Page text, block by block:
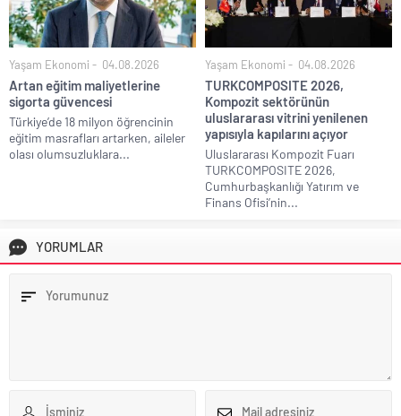
Yaşam Ekonomi 04.08.2026
Artan eğitim maliyetlerine
sigorta güvencesi
Türkiye’de 18 milyon öğrencinin
eğitim masrafları artarken, aileler
olası olumsuzluklara...
Yaşam Ekonomi 04.08.2026
TURKCOMPOSITE 2026,
Kompozit sektörünün
uluslararası vitrini yenilenen
yapısıyla kapılarını açıyor
Uluslararası Kompozit Fuarı
TURKCOMPOSITE 2026,
Cumhurbaşkanlığı Yatırım ve
Finans Ofisi’nin...
YORUMLAR